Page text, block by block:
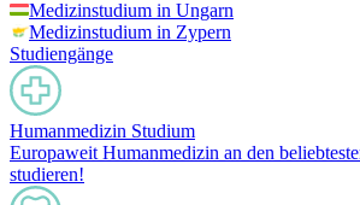
Medizinstudium in Ungarn
Medizinstudium in Zypern
Studiengänge
Humanmedizin Studium
Europaweit Humanmedizin an den
studieren!